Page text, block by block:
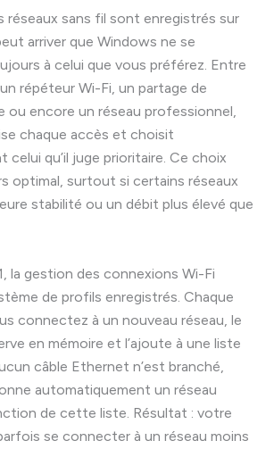
réseaux sans fil sont enregistrés sur
arriver que Windows ne se
à celui que vous préférez. Entre
répéteur Wi-Fi, un partage de
ou encore un réseau professionnel,
chaque accès et choisit
celui qu’il juge prioritaire. Ce choix
optimal, surtout si certains réseaux
stabilité ou un débit plus élevé que
la gestion des connexions Wi-Fi
de profils enregistrés. Chaque
connectez à un nouveau réseau, le
en mémoire et l’ajoute à une liste
câble Ethernet n’est branché,
automatiquement un réseau
de cette liste. Résultat : votre
se connecter à un réseau moins